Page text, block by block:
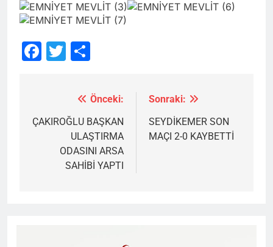
Facebook
Twitter
gezinmesi
Önceki:
ÇAKIROĞLU BAŞKAN
ULAŞTIRMA
ODASINI ARSA
SAHİBİ YAPTI
Sonraki:
SEYDİKEMER SON
MAÇI 2-0 KAYBETTİ